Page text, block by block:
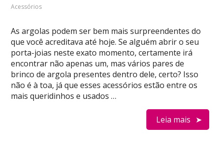
Acessórios
As argolas podem ser bem mais surpreendentes do
que você acreditava até hoje. Se alguém abrir o seu
porta-joias neste exato momento, certamente irá
encontrar não apenas um, mas vários pares de
brinco de argola presentes dentro dele, certo? Isso
não é à toa, já que esses acessórios estão entre os
mais queridinhos e usados …
Leia mais